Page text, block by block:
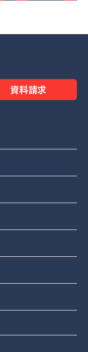
資料請求